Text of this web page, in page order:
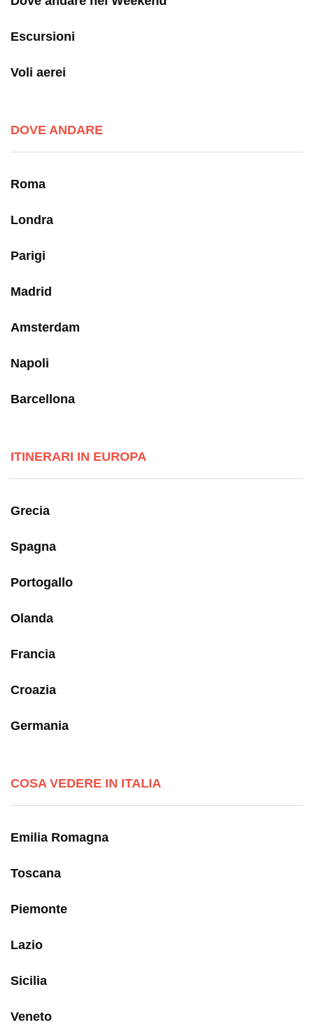
Escursioni
Voli aerei
DOVE ANDARE
Roma
Londra
Parigi
Madrid
Amsterdam
Napoli
Barcellona
ITINERARI IN EUROPA
Grecia
Spagna
Portogallo
Olanda
Francia
Croazia
Germania
COSA VEDERE IN ITALIA
Emilia Romagna
Toscana
Piemonte
Lazio
Sicilia
Veneto